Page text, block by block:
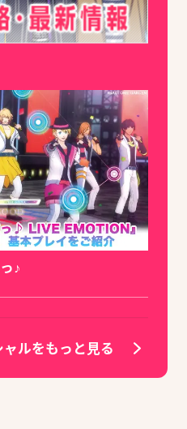
♪
ャルをもっと見る